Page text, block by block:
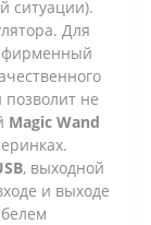
ситуации).
Для
фирменный
не
Magic Wand
, выходной
и выходе